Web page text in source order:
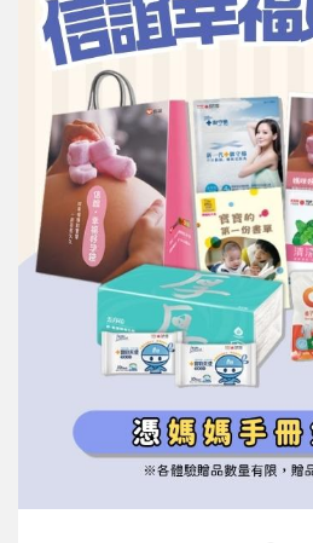
信誼基金會
2022信誼年度報告
2023信誼年度報告
2024信誼年度報告